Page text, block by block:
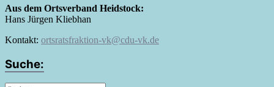
Aus dem Ortsverband Heidstock:
Hans Jürgen Kliebhan
Kontakt: ortsratsfraktion-vk@cdu-vk.de
Suche: